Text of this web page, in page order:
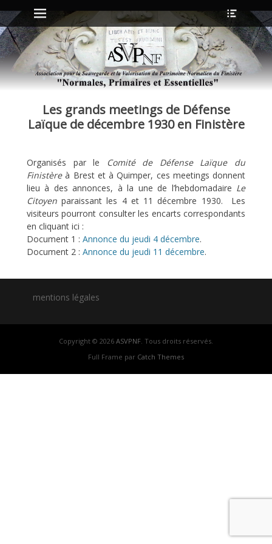
Menu principal
Aller
au
contenu
l’en-
tête
Les grands meetings de Défense
Laïque de décembre 1930 en Finistère
Organisés par le
Comité de Défense Laïque du
Finistèreà Brest et à Quimper, ces meetings donnent
lieu à des annonces, à la une de l’hebdomadaire Le
Citoyen paraissant les 4 et 11 décembre 1930. Les
visiteurs pourront consulter les encarts correspondants
en cliquant ici :
Document 1 : Annonce du jeudi 4 décembre.
Document 2 : Annonce du jeudi 11 décembre.
mentions légales
Copyright © 2026 ASVPNF. Tous droits réservés.
Full Frame par Catch Themes